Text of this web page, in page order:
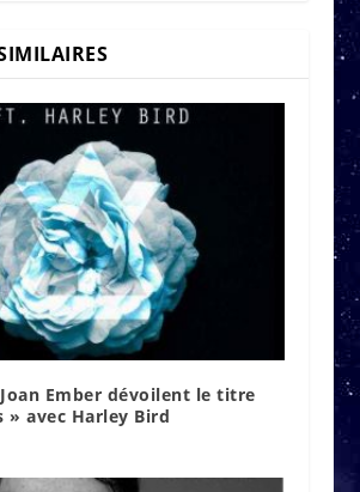
Ember dévoilent le titre
» avec Harley Bird